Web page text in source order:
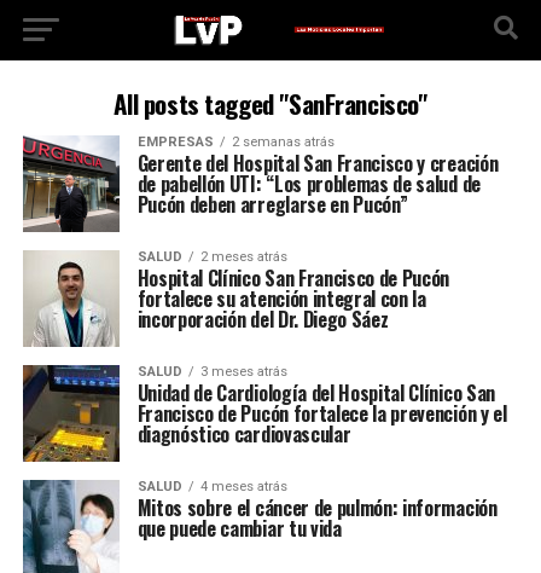
All posts tagged "SanFrancisco"
EMPRESAS 2 semanas atrás
Gerente del Hospital San Francisco y creación
de pabellón UTI: “Los problemas de salud de
Pucón deben arreglarse en Pucón”
SALUD 2 meses atrás
Hospital Clínico San Francisco de Pucón
fortalece su atención integral con la
incorporación del Dr. Diego Sáez
SALUD 3 meses atrás
Unidad de Cardiología del Hospital Clínico San
Francisco de Pucón fortalece la prevención y el
diagnóstico cardiovascular
SALUD 4 meses atrás
Mitos sobre el cáncer de pulmón: información
que puede cambiar tu vida